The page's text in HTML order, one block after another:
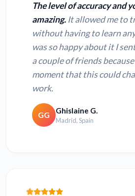
The level of accuracy and
amazing. It allowed me to
without having to learn
was so happy about it I
a couple of friends
moment that this could
work.
GG Ghislaine G.
Madrid, Spain